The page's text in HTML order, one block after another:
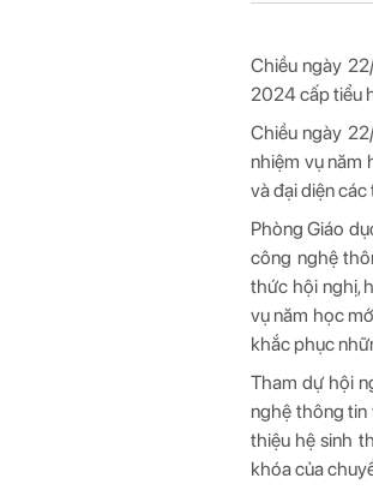
Chiều ngày
2024 cấp tiểu
Chiều ngày
nhiệm vụ năm
và đại diện
Phòng Giáo
công nghệ
thức hội nghị,
vụ năm học
khắc phục
Tham dự hội
nghệ thông tin
thiệu hệ sinh
khóa của